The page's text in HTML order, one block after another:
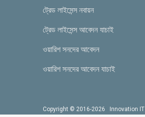
ট্রেড লাইসেন্স নবায়ন
ট্রেড লাইসেন্স আবেদন যাচাই
ওয়ারিশ সনদের আবেদন
ওয়ারিশ সনদের আবেদন যাচাই
Copyright © 2016-2026 Innovation IT